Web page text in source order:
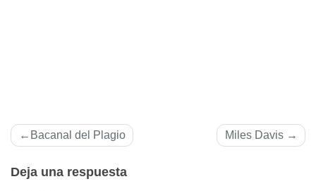
Navegación
entradas
Bacanal del Plagio Miles Davis
Deja una respuesta